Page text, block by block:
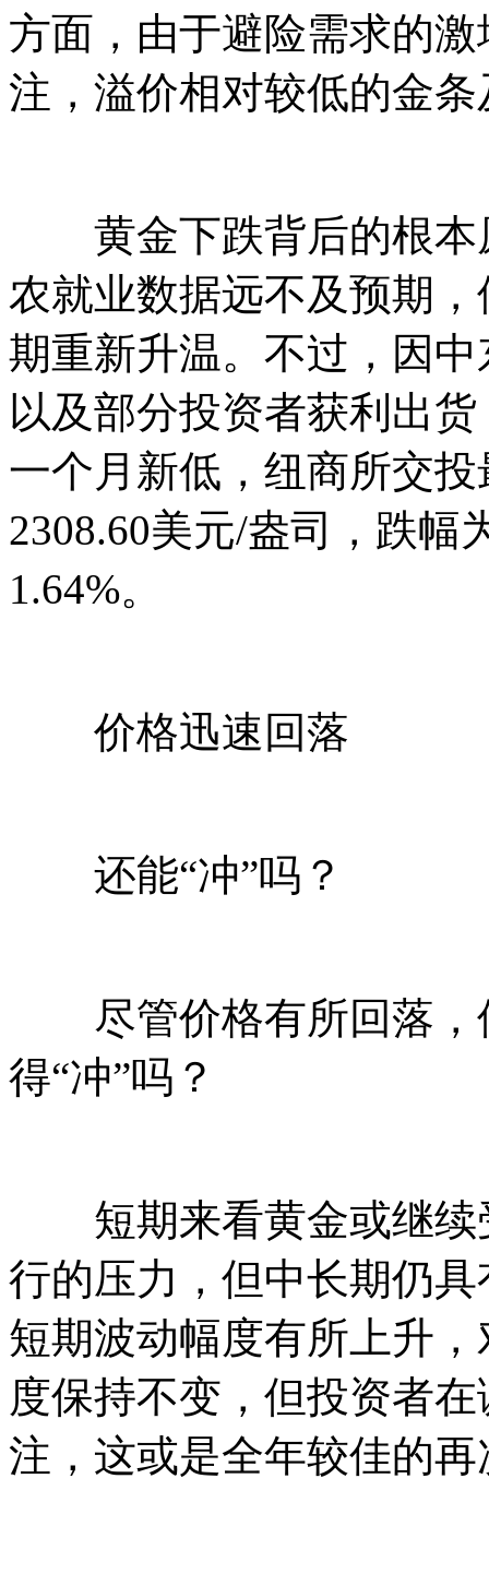
方面，由于避险需求的
注，溢价相对较低的金
黄金下跌背后的根本
农就业数据远不及预期
期重新升温。不过，因
以及部分投资者获利出
一个月新低，纽商所交
2308.60美元/盎司，跌幅
1.64%。
价格迅速回落
还能“冲”吗？
尽管价格有所回落，
得“冲”吗？
短期来看黄金或继续
行的压力，但中长期仍
短期波动幅度有所上升
度保持不变，但投资者
注，这或是全年较佳的